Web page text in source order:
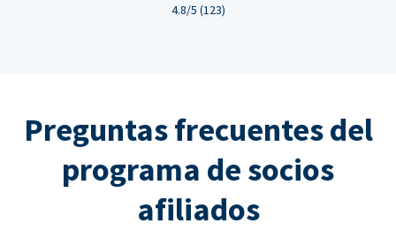
4.8/5 (123)
Preguntas frecuentes del
programa de socios
afiliados